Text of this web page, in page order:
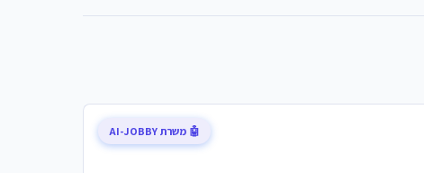
🤖 משרת AI-JOBBY